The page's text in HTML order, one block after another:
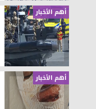
أهم الأخبار
أهم الأخبار